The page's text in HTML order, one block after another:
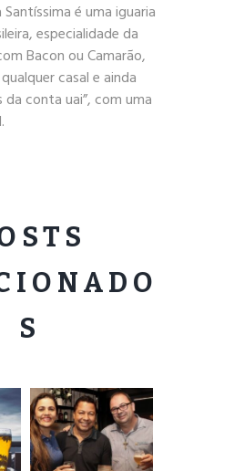
é uma iguaria
especialidade da
Bacon ou Camarão,
casal e ainda
da conta uai”, com uma
S